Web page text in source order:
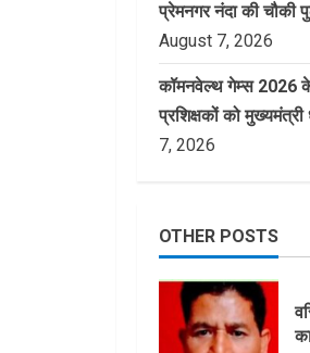
प्रेमनगर नंदा की चौकी
August 7, 2026
कॉमनवेल्थ गेम्स 2026
प्रशिक्षकों को मुख्यमंत्री
7, 2026
OTHER POSTS